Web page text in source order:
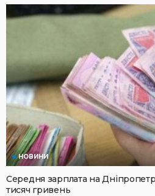
НОВИНИ
Середня зарплата на
тисяч гривень